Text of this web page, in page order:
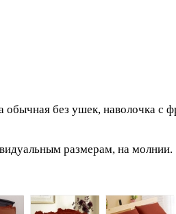
обычная без ушек, наволочка с
размерам, на молнии.